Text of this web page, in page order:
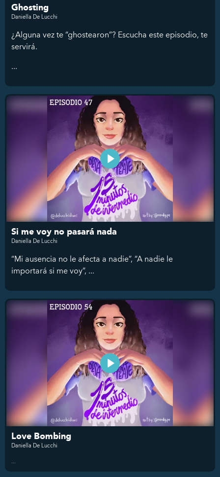
Ghosting
Daniella De Lucchi
¿Alguna vez te “ghostearon”? Escucha este episodio, te
servirá.
...
Si me voy no pasará nada
Daniella De Lucchi
“Mi ausencia no le afecta a nadie”, “A nadie le
importará si me voy”, ...
Love Bombing
Daniella De Lucchi
...